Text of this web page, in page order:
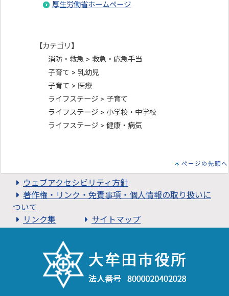
厚生労働省ホームページ
【カテゴリ】
消防・救急 > 救急・応急手当
子育て > 乳幼児
子育て > 医療
ライフステージ > 子育て
ライフステージ > 小学校・中学校
ライフステージ > 健康・病気
ページの先頭へ
ウェブアクセシビリティ方針
著作権・リンク・免責事項・個人情報の取り扱いに
ついて
リンク集
サイトマップ